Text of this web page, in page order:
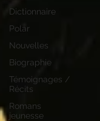
Dictionnaire
Polar
Nouvelles
Biographie
Témoignages /
Récits
Romans
jeunesse